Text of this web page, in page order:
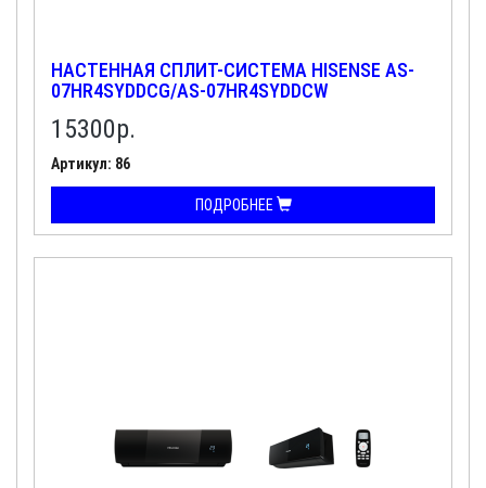
НАСТЕННАЯ СПЛИТ-СИСТЕМА HISENSE AS-
07HR4SYDDCG/AS-07HR4SYDDCW
15300р.
Артикул: 86
ПОДРОБНЕЕ